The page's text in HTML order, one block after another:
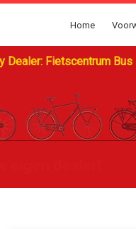
Dealer:
Home